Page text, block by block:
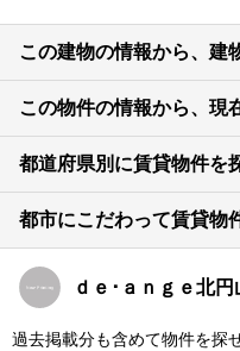
この建物の情報から、建
この物件の情報から、現
都道府県別に賃貸物件を
都市にこだわって賃貸物
ｄｅ･ａｎｇｅ北
過去掲載分も含めて物件を探